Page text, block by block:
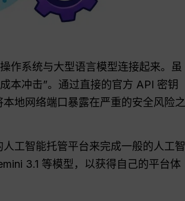
作系统与大型语言模型连接起来。虽
本冲击”。通过直接的官方 API 密钥
地网络端口暴露在严重的安全风险之
工智能托管平台来完成一般的人工智
3.1 等模型，以获得自己的平台体